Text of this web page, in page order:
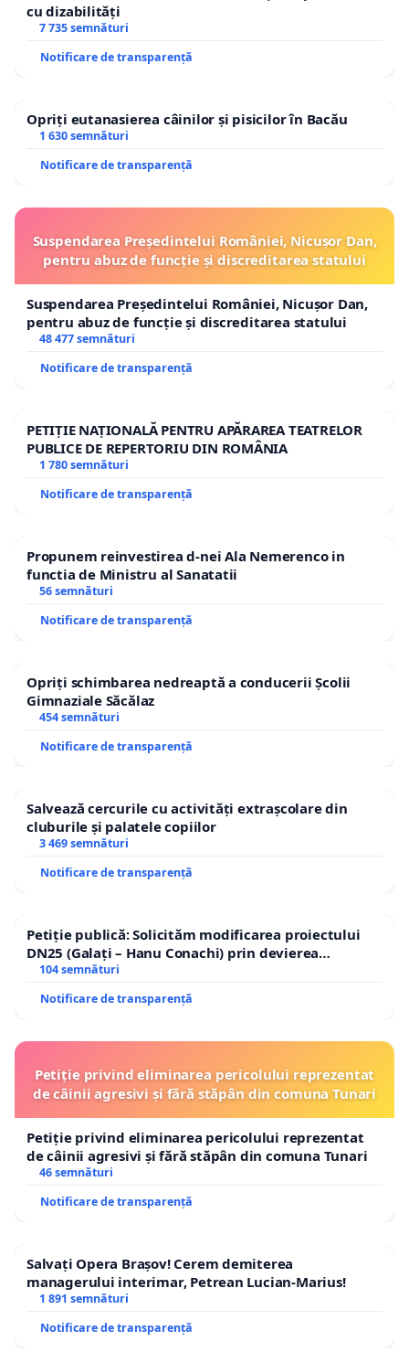
cu dizabilități
7 735 semnături
Notificare de transparență
Opriți eutanasierea câinilor și pisicilor în Bacău
1 630 semnături
Notificare de transparență
Suspendarea Președintelui României, Nicușor Dan,
pentru abuz de funcție și discreditarea statului
Suspendarea Președintelui României, Nicușor Dan,
pentru abuz de funcție și discreditarea statului
48 477 semnături
Notificare de transparență
PETIȚIE NAȚIONALĂ PENTRU APĂRAREA TEATRELOR
PUBLICE DE REPERTORIU DIN ROMÂNIA
1 780 semnături
Notificare de transparență
Propunem reinvestirea d-nei Ala Nemerenco in
functia de Ministru al Sanatatii
56 semnături
Notificare de transparență
Opriți schimbarea nedreaptă a conducerii Școlii
Gimnaziale Săcălaz
454 semnături
Notificare de transparență
Salvează cercurile cu activități extrașcolare din
cluburile și palatele copiilor
3 469 semnături
Notificare de transparență
Petiție publică: Solicităm modificarea proiectului
DN25 (Galați – Hanu Conachi) prin devierea
traseului în afara localităților!
104 semnături
Notificare de transparență
Petiție privind eliminarea pericolului reprezentat
de câinii agresivi și fără stăpân din comuna Tunari
Petiție privind eliminarea pericolului reprezentat
de câinii agresivi și fără stăpân din comuna Tunari
46 semnături
Notificare de transparență
Salvați Opera Brașov! Cerem demiterea
managerului interimar, Petrean Lucian-Marius!
1 891 semnături
Notificare de transparență